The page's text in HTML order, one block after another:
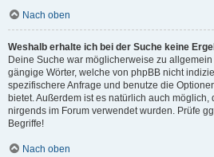
Nach oben
Weshalb erhalte ich bei der Suche keine
Deine Suche war möglicherweise zu
gängige Wörter, welche von phpBB nicht
spezifischere Anfrage und benutze die
bietet. Außerdem ist es natürlich auch
nirgends im Forum verwendet wurden. Prüfe
Begriffe!
Nach oben